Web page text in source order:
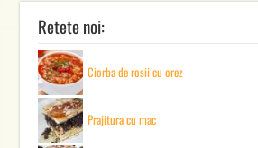
Retete noi:
Ciorba de rosii cu orez
Prajitura cu mac